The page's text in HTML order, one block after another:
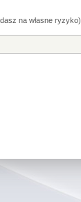
na własne ryzyko)